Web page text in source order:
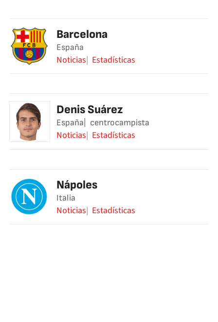
Barcelona
España
Noticias Estadísticas
Denis Suárez
España centrocampista
Noticias Estadísticas
Nápoles
Italia
Noticias Estadísticas